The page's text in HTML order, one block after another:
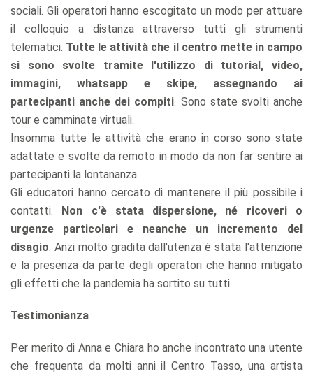
sociali. Gli operatori hanno escogitato un modo per attuare
il colloquio a distanza attraverso tutti gli strumenti
telematici. Tutte le attività che il centro mette in campo
si sono svolte tramite l'utilizzo di tutorial, video,
immagini, whatsapp e skipe, assegnando ai
partecipanti anche dei compiti. Sono state svolti anche
tour e camminate virtuali.
Insomma tutte le attività che erano in corso sono state
adattate e svolte da remoto in modo da non far sentire ai
partecipanti la lontananza.
Gli educatori hanno cercato di mantenere il più possibile i
contatti. Non c'è stata dispersione, né ricoveri o
urgenze particolari e neanche un incremento del
disagio. Anzi molto gradita dall'utenza è stata l'attenzione
e la presenza da parte degli operatori che hanno mitigato
gli effetti che la pandemia ha sortito su tutti.
Testimonianza
Per merito di Anna e Chiara ho anche incontrato una utente
che frequenta da molti anni il Centro Tasso, una artista